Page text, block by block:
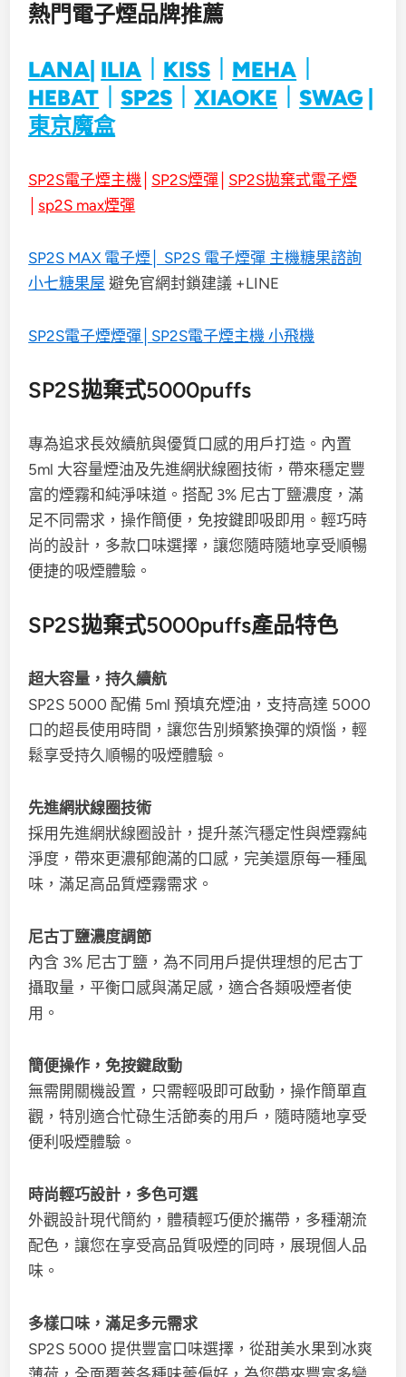
熱門電子煙品牌推薦
LANA ILIA KISS MEHA
HEBAT ｜SP2S ｜XIAOKE ｜SWAG|
東京魔盒
SP2S電子煙主機 SP2S煙彈 SP2S拋棄式電子煙
│sp2S max煙彈
SP2S MAX 電子煙│ SP2S 電子煙彈 主機糖果諮詢
小七糖果屋 避免官網封鎖建議 +LINE
SP2S電子煙煙彈│SP2S電子煙主機 小飛機
SP2S拋棄式5000puffs
專為追求長效續航與優質口感的用戶打造。內置
5ml 大容量煙油及先進網狀線圈技術，帶來穩定豐
富的煙霧和純淨味道。搭配 3% 尼古丁鹽濃度，滿
足不同需求，操作簡便，免按鍵即吸即用。輕巧時
尚的設計，多款口味選擇，讓您隨時隨地享受順暢
便捷的吸煙體驗。
SP2S拋棄式5000puffs產品特色
超大容量，持久續航
SP2S 5000 配備 5ml 預填充煙油，支持高達 5000
口的超長使用時間，讓您告別頻繁換彈的煩惱，輕
鬆享受持久順暢的吸煙體驗。
先進網狀線圈技術
採用先進網狀線圈設計，提升蒸汽穩定性與煙霧純
淨度，帶來更濃郁飽滿的口感，完美還原每一種風
味，滿足高品質煙霧需求。
尼古丁鹽濃度調節
內含 3% 尼古丁鹽，為不同用戶提供理想的尼古丁
攝取量，平衡口感與滿足感，適合各類吸煙者使
用。
簡便操作，免按鍵啟動
無需開關機設置，只需輕吸即可啟動，操作簡單直
觀，特別適合忙碌生活節奏的用戶，隨時隨地享受
便利吸煙體驗。
時尚輕巧設計，多色可選
外觀設計現代簡約，體積輕巧便於攜帶，多種潮流
配色，讓您在享受高品質吸煙的同時，展現個人品
味。
多樣口味，滿足多元需求
SP2S 5000 提供豐富口味選擇，從甜美水果到冰爽